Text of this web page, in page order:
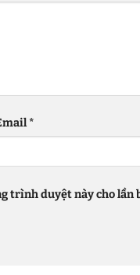
*
trình duyệt này cho lần